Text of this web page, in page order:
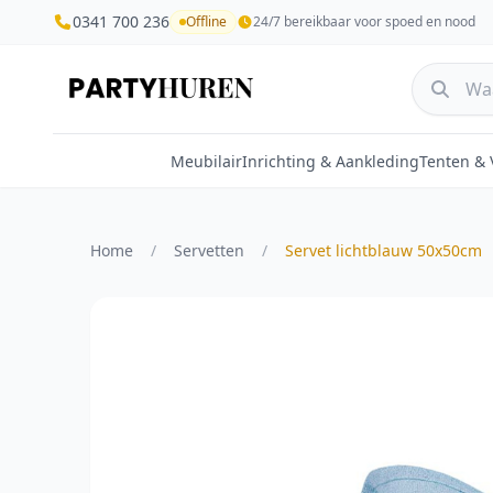
0341 700 236 Offline 24/7 bereikbaar voor spoed en nood
MeubilairInrichting & AankledingTenten &
Home / Servetten / Servet lichtblauw 50x50cm